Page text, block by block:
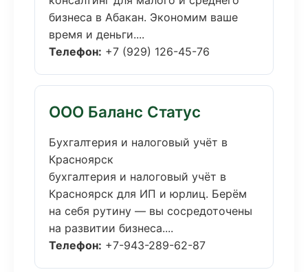
бизнеса в Абакан. Экономим ваше
время и деньги....
Телефон: +7 (929) 126-45-76
ООО Баланс Статус
Бухгалтерия и налоговый учёт в
Красноярск
бухгалтерия и налоговый учёт в
Красноярск для ИП и юрлиц. Берём
на себя рутину — вы сосредоточены
на развитии бизнеса....
Телефон: +7-943-289-62-87